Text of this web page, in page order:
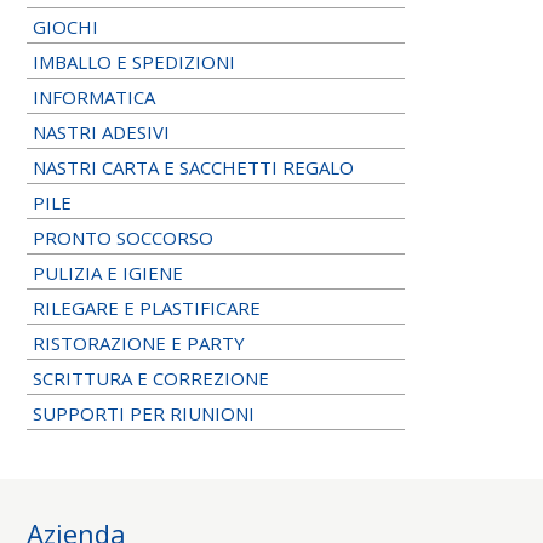
GIOCHI
IMBALLO E SPEDIZIONI
INFORMATICA
NASTRI ADESIVI
NASTRI CARTA E SACCHETTI REGALO
PILE
PRONTO SOCCORSO
PULIZIA E IGIENE
RILEGARE E PLASTIFICARE
RISTORAZIONE E PARTY
SCRITTURA E CORREZIONE
SUPPORTI PER RIUNIONI
Azienda